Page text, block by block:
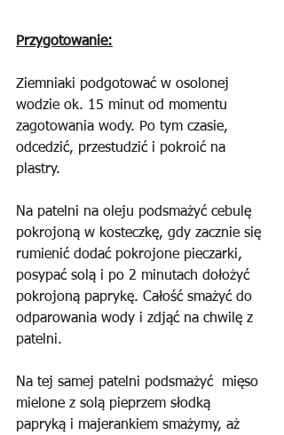
Przygotowanie:
Ziemniaki podgotować w osolonej
wodzie ok. 15 minut od momentu
zagotowania wody. Po tym czasie,
odcedzić, przestudzić i pokroić na
plastry.
Na patelni na oleju podsmażyć cebulę
pokrojoną w kosteczkę, gdy zacznie się
rumienić dodać pokrojone pieczarki,
posypać solą i po 2 minutach dołożyć
pokrojoną paprykę. Całość smażyć do
odparowania wody i zdjąć na chwilę z
patelni.
Na tej samej patelni podsmażyć  mięso
mielone z solą pieprzem słodką
papryką i majerankiem smażymy, aż